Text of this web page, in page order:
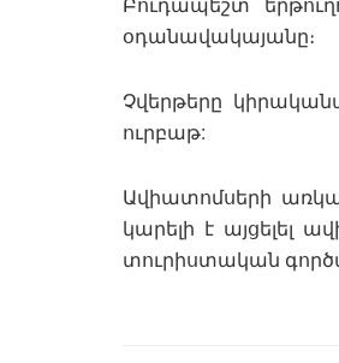
օդանավակայանը։
Չվերթերը
ուրբաթ:
Ավիատոմսերի
կարելի է այցելել
տուրիստական